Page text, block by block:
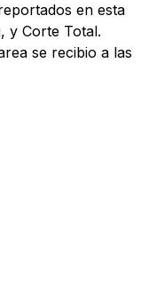
en esta
y Corte Total.
se recibio a las